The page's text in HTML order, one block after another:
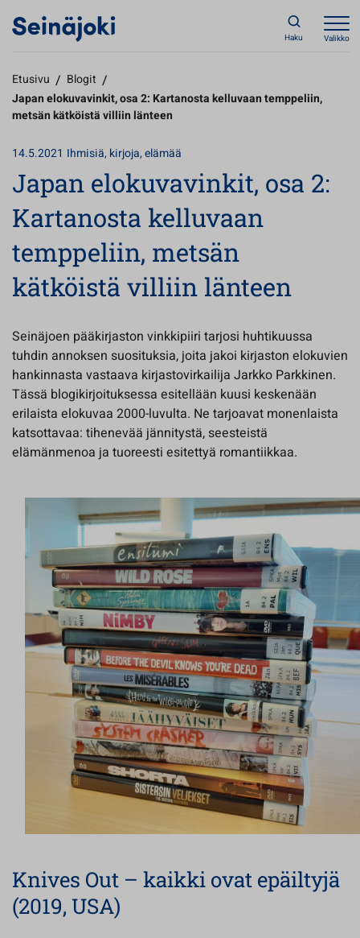
Haku Valikko
Etusivu / Blogit /
Japan elokuvavinkit, osa 2: Kartanosta kelluvaan temppeliin,
metsän kätköistä villiin länteen
14.5.2021 Ihmisiä, kirjoja, elämää
Japan elokuvavinkit, osa 2:
Kartanosta kelluvaan
temppeliin, metsän
kätköistä villiin länteen
Seinäjoen pääkirjaston vinkkipiiri tarjosi huhtikuussa
tuhdin annoksen suosituksia, joita jakoi kirjaston elokuvien
hankinnasta vastaava kirjastovirkailija Jarkko Parkkinen.
Tässä blogikirjoituksessa esitellään kuusi keskenään
erilaista elokuvaa 2000-luvulta. Ne tarjoavat monenlaista
katsottavaa: tihenevää jännitystä, seesteistä
elämänmenoa ja tuoreesti esitettyä romantiikkaa.
Knives Out – kaikki ovat epäiltyjä
(2019, USA)